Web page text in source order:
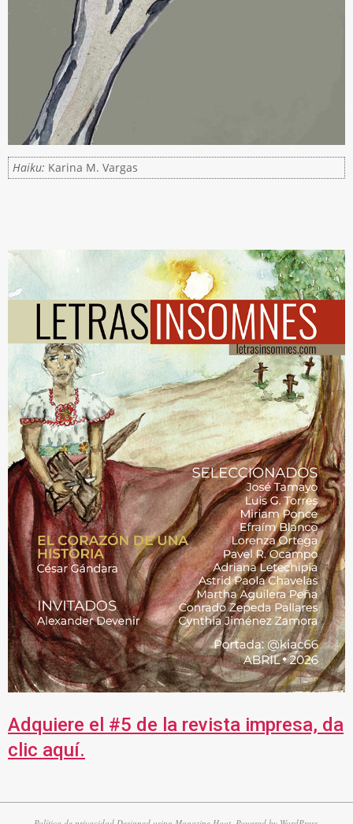
Haiku: Karina M. Vargas
Adquiere el #5 de la revista impresa, da
clic aquí.